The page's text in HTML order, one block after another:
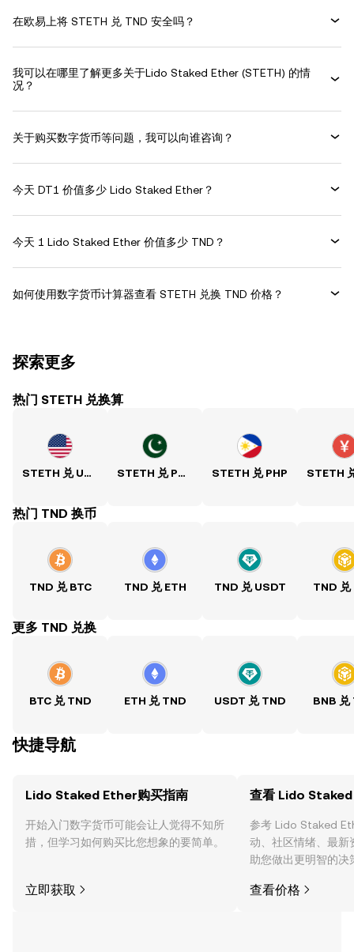
在欧易上将 STETH 兑 TND 安全吗？
我可以在哪里了解更多关于Lido Staked Ether (STETH) 的情
况？
关于购买数字货币等问题，我可以向谁咨询？
今天 DT1 价值多少 Lido Staked Ether？
今天 1 Lido Staked Ether 价值多少 TND？
如何使用数字货币计算器查看 STETH 兑换 TND 价格？
探索更多
热门 STETH 兑换算
STETH 兑 USD STETH 兑 PKR STETH 兑 PHP
热门 TND 换币
TND 兑 BTC TND 兑 ETH TND 兑 USDT TND 兑
ִִִִִִִִִִִִִִִִִִִִִִִִִִִִִִִִִִִִִִִִִִִִִִִִ更多 TND 兑换
BTC 兑 TND ETH 兑 TND USDT 兑 TND BNB 兑
快捷导航
Lido Staked Ether购买指南
开始入门数字货币可能会让人觉得不知所
措，但学习如何购买比您想象的要简单。
立即获取
查看 Lido
参考 Lido Staked
动、社区情绪、最新
助您做出更明智的决
查看价格